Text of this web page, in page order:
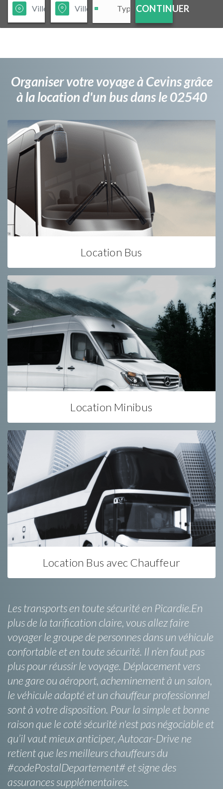
CONTINUER
Organiser votre voyage à Cevins grâce
à la location d'un bus dans le 02540
Location Bus
Location Minibus
Location Bus avec Chauffeur
Les transports en toute sécurité en Picardie.En
plus de la tarification claire, vous allez faire
voyager le groupe de personnes dans un véhicule
confortable et en toute sécurité. Il n’en faut pas
plus pour réussir le voyage. Déplacement vers
une gare ou aéroport, acheminement à un salon,
le véhicule adapté et un chauffeur professionnel
sont à votre disposition. Pour la simple et bonne
raison que le coté sécurité n'est pas négociable et
qu’il vaut mieux anticiper, Autocar-Drive ne
retient que les meilleurs chauffeurs du
#codePostalDepartement# et signe des
assurances supplémentaires.